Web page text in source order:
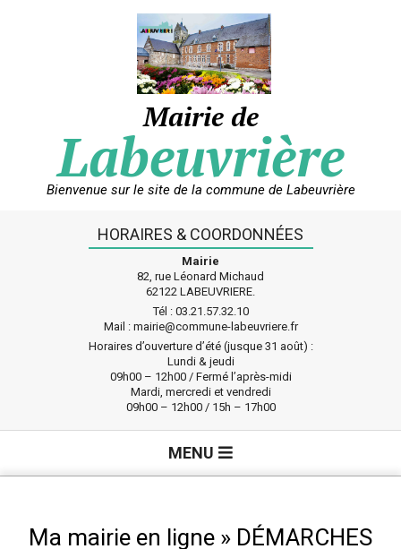
Mairie de
Labeuvrière
Bienvenue sur le site de la commune de Labeuvrière
HORAIRES & COORDONNÉES
Mairie
82, rue Léonard Michaud
62122 LABEUVRIERE.
Tél : 03.21.57.32.10
Mail : mairie@commune-labeuvriere.fr
Horaires d’ouverture d’été (jusque 31 août) :
Lundi & jeudi
09h00 – 12h00 / Fermé l’après-midi
Mardi, mercredi et vendredi
09h00 – 12h00 / 15h – 17h00
MENU
Ma mairie en ligne » DÉMARCHES